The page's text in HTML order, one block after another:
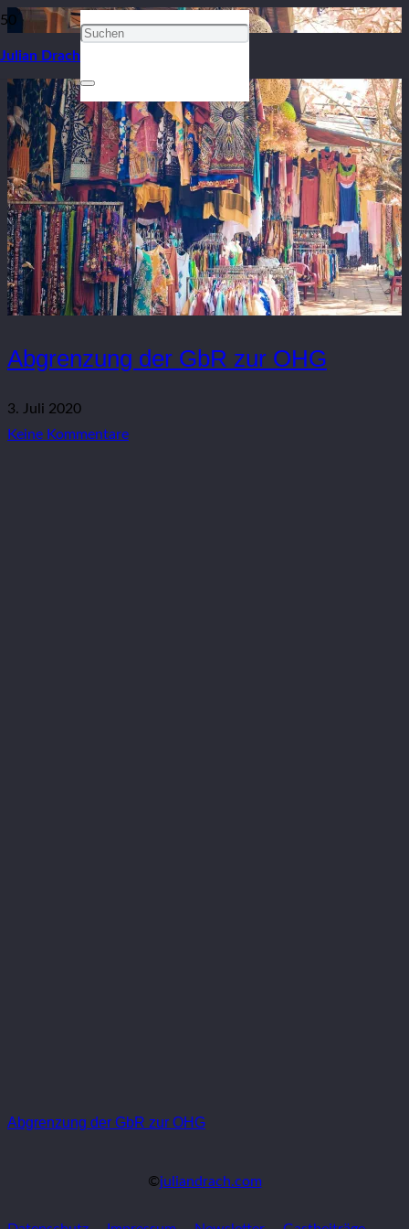
Julian Drach
Abgrenzung der GbR zur OHG
3. Juli 2020
Keine Kommentare
Abgrenzung der GbR zur OHG
©juliandrach.com